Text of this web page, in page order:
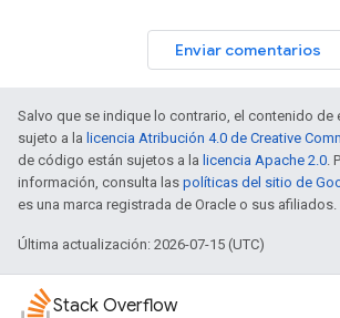
Enviar comentarios
Salvo que se indique lo contrario, el contenido de
sujeto a la licencia Atribución 4.0 de Creative
de código están sujetos a la licencia Apache 2.0.
información, consulta las políticas del sitio de
es una marca registrada de Oracle o sus afiliados.
Última actualización: 2026-07-15 (UTC)
Stack Overflow